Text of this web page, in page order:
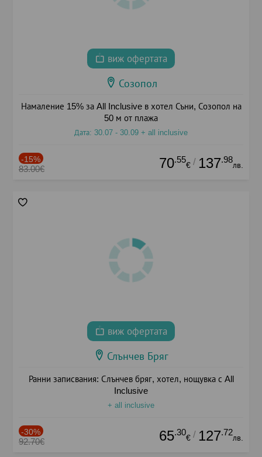
виж офертата
Созопол
Намаление 15% за All Inclusive в хотел Съни, Созопол на
50 м от плажа
Дата: 30.07 - 30.09 + all inclusive
-15%
83.00€ 70.55
€ / 137.98
лв.
виж офертата
Слънчев Бряг
Ранни записвания: Слънчев бряг, хотел, нощувка с All
Inclusive
+ all inclusive
-30%
92.70€ 65.30
€ / 127.72
лв.